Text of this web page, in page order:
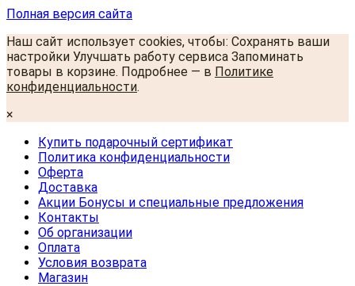
Полная версия сайта
Наш сайт использует cookies, чтобы: Сохранять ваши
настройки Улучшать работу сервиса Запоминать
товары в корзине. Подробнее — в Политике
конфиденциальности.
×
Купить подарочный сертификат
Политика конфиденциальности
Оферта
Доставка
Акции Бонусы и специальные предложения
Контакты
Об организации
Оплата
Условия возврата
Магазин